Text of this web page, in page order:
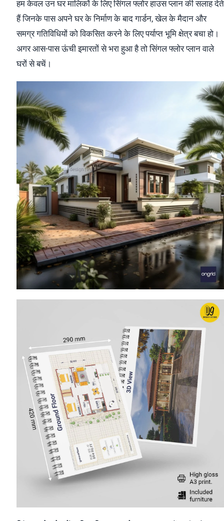
हम केवल उन घर मालिकों के लिए सिंगल फ्लोर हाउस प्लान की सलाह देते
हैं जिनके पास अपने घर के निर्माण के बाद गार्डन, खेल के मैदान और
समग्र गतिविधियों को विकसित करने के लिए पर्याप्त भूमि क्षेत्र बचा हो।
अगर आस-पास ऊंची इमारतों से भरा हुआ है तो सिंगल फ्लोर प्लान वाले
घरों से बचें।